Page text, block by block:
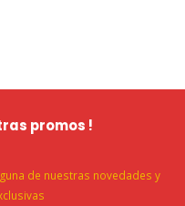
promos !
de nuestras novedades y